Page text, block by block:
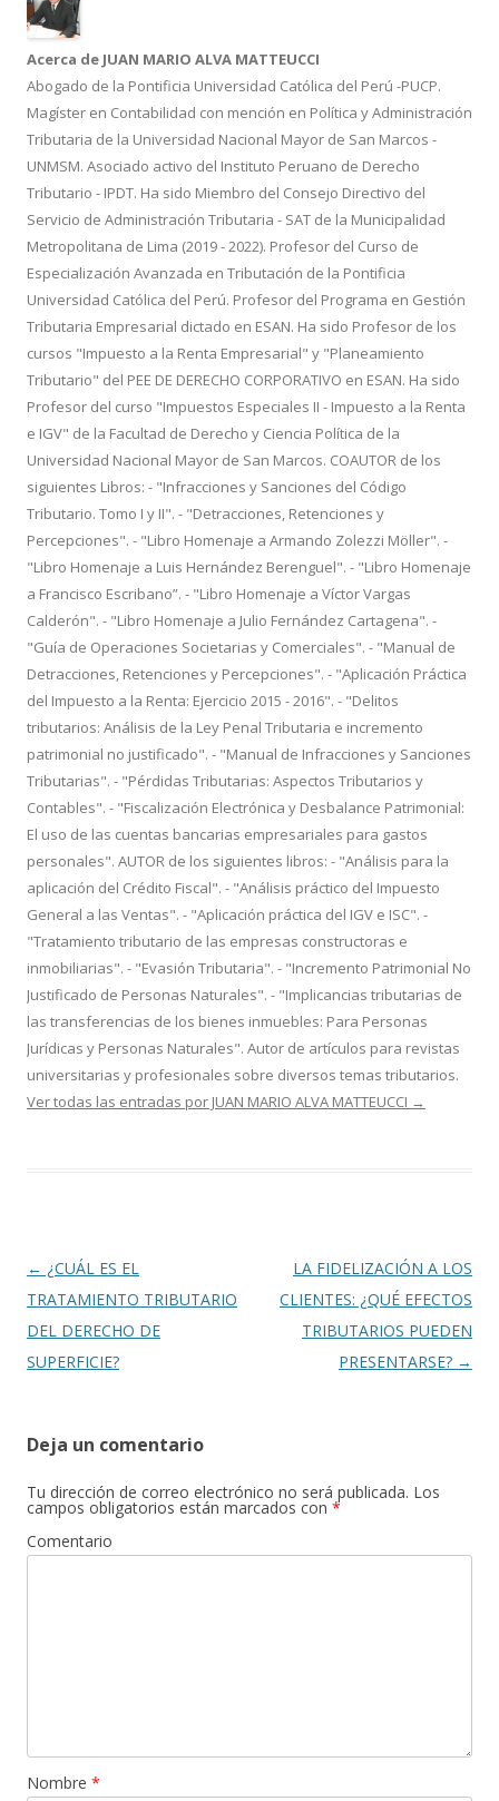
Acerca de JUAN MARIO ALVA MATTEUCCI
Abogado de la Pontificia Universidad Católica del Perú -PUCP.
Magíster en Contabilidad con mención en Política y Administración
Tributaria de la Universidad Nacional Mayor de San Marcos -
UNMSM. Asociado activo del Instituto Peruano de Derecho
Tributario - IPDT. Ha sido Miembro del Consejo Directivo del
Servicio de Administración Tributaria - SAT de la Municipalidad
Metropolitana de Lima (2019 - 2022). Profesor del Curso de
Especialización Avanzada en Tributación de la Pontificia
Universidad Católica del Perú. Profesor del Programa en Gestión
Tributaria Empresarial dictado en ESAN. Ha sido Profesor de los
cursos "Impuesto a la Renta Empresarial" y "Planeamiento
Tributario" del PEE DE DERECHO CORPORATIVO en ESAN. Ha sido
Profesor del curso "Impuestos Especiales II - Impuesto a la Renta
e IGV" de la Facultad de Derecho y Ciencia Política de la
Universidad Nacional Mayor de San Marcos. COAUTOR de los
siguientes Libros: - "Infracciones y Sanciones del Código
Tributario. Tomo I y II". - "Detracciones, Retenciones y
Percepciones". - "Libro Homenaje a Armando Zolezzi Möller". -
"Libro Homenaje a Luis Hernández Berenguel". - "Libro Homenaje
a Francisco Escribano”. - "Libro Homenaje a Víctor Vargas
Calderón". - "Libro Homenaje a Julio Fernández Cartagena". -
"Guía de Operaciones Societarias y Comerciales". - "Manual de
Detracciones, Retenciones y Percepciones". - "Aplicación Práctica
del Impuesto a la Renta: Ejercicio 2015 - 2016". - "Delitos
tributarios: Análisis de la Ley Penal Tributaria e incremento
patrimonial no justificado". - "Manual de Infracciones y Sanciones
Tributarias". - "Pérdidas Tributarias: Aspectos Tributarios y
Contables". - "Fiscalización Electrónica y Desbalance Patrimonial:
El uso de las cuentas bancarias empresariales para gastos
personales". AUTOR de los siguientes libros: - "Análisis para la
aplicación del Crédito Fiscal". - "Análisis práctico del Impuesto
General a las Ventas". - "Aplicación práctica del IGV e ISC". -
"Tratamiento tributario de las empresas constructoras e
inmobiliarias". - "Evasión Tributaria". - "Incremento Patrimonial No
Justificado de Personas Naturales". - "Implicancias tributarias de
las transferencias de los bienes inmuebles: Para Personas
Jurídicas y Personas Naturales". Autor de artículos para revistas
universitarias y profesionales sobre diversos temas tributarios.
Ver todas las entradas por JUAN MARIO ALVA MATTEUCCI →
Navegación
de
entradas
← ¿CUÁL ES EL
TRATAMIENTO TRIBUTARIO
DEL DERECHO DE
SUPERFICIE?
LA FIDELIZACIÓN A LOS
CLIENTES: ¿QUÉ EFECTOS
TRIBUTARIOS PUEDEN
PRESENTARSE? →
Deja un comentario
Tu dirección de correo electrónico no será publicada. Los
campos obligatorios están marcados con *
Comentario
Nombre *